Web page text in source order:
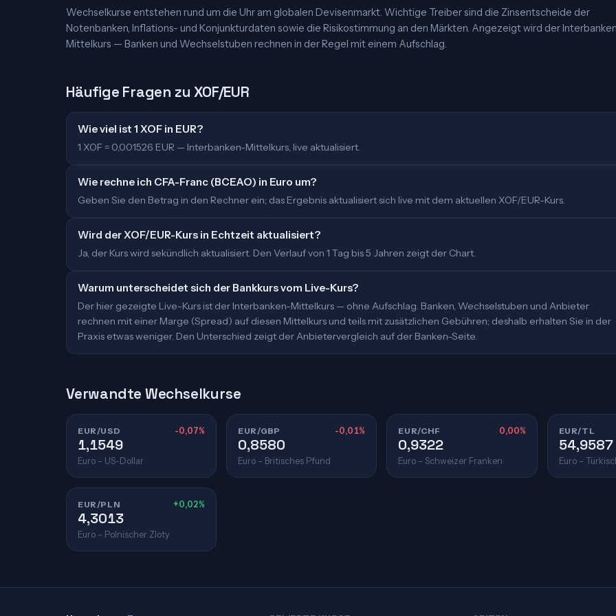
Wechselkurse entstehen rund um die Uhr am globalen Devisenmarkt. Wichtige Treiber sind die Zinsentscheide der
Notenbanken, Inflations- und Konjunkturdaten sowie die Risikostimmung an den Märkten. Angezeigt wird der
Mittelkurs — Banken und Wechselstuben rechnen in der Regel mit einem Aufschlag.
Häufige Fragen zu XOF/EUR
Wie viel ist 1 XOF in EUR?
1 XOF = 0,001526 EUR — Interbanken-Mittelkurs, live aktualisiert.
Wie rechne ich CFA-Franc (BCEAO) in Euro um?
Geben Sie den Betrag in den Rechner ein; das Ergebnis aktualisiert sich live mit dem aktuellen XOF/EUR-Kurs.
Wird der XOF/EUR-Kurs in Echtzeit aktualisiert?
Ja, der Kurs wird sekündlich aktualisiert. Den Verlauf von 1 Tag bis 5 Jahren zeigt der Chart.
Warum unterscheidet sich der Bankkurs vom Live-Kurs?
Der hier gezeigte Live-Kurs ist der Interbanken-Mittelkurs — ohne Aufschlag. Banken, Wechselstuben und Anbieter
rechnen mit einer Marge (Spread) auf diesen Mittelkurs und teils mit zusätzlichen Gebühren; deshalb erhalten Sie in der
Praxis etwas weniger. Den Unterschied zeigt der Anbietervergleich auf der Banken-Seite.
Verwandte Wechselkurse
EUR/USD -0,07%
1,1549
Euro – US-Dollar
EUR/GBP -0,01%
0,8580
Euro – Britisches Pfund
EUR/CHF 0,00%
0,9322
Euro – Schweizer Franken
EUR/TL
54,9587
Euro –
EUR/PLN +0,02%
4,3013
Euro – Polnischer Zloty